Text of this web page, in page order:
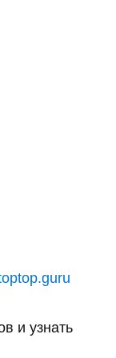
и узнать